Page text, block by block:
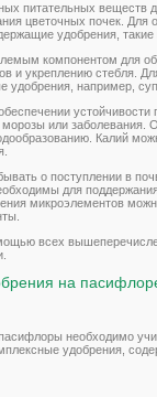
питательных
цветочных почек. Для
удобрения,
компонентом для
и укреплению стебля.
удобрения, например,
или заболевания.
Калий
о поступлении в
для
микроэлементов
всех
на
необходимо
удобрения,